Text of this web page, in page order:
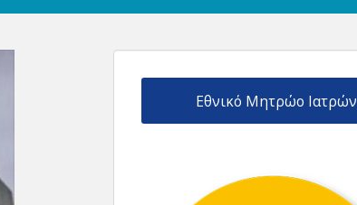
Εθνικό Μητρώο Ιατρών